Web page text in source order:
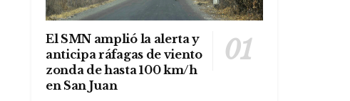
El SMN amplió la alerta y
anticipa ráfagas de viento
zonda de hasta 100 km/h
en San Juan